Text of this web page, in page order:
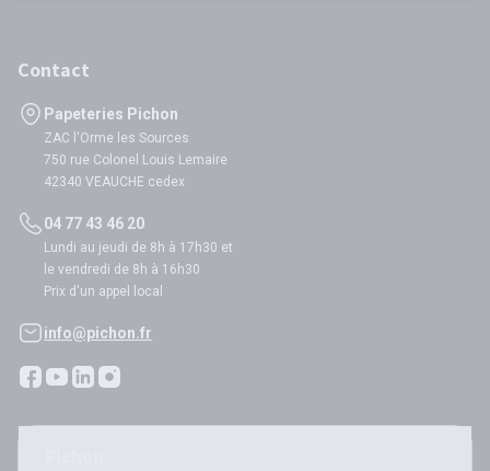
Contact
Papeteries Pichon
ZAC l'Orme les Sources
750 rue Colonel Louis Lemaire
42340 VEAUCHE cedex
04 77 43 46 20
Lundi au jeudi de 8h à 17h30 et
le vendredi de 8h à 16h30
Prix d'un appel local
info@pichon.fr